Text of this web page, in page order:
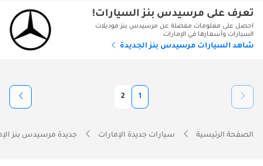
تعرف على مرسيدس بنز السيارات!
احصل على معلومات مفصلة عن مرسيدس بنز موديلات
السيارات وأسعارها في الإمارات
شاهد السيارات مرسيدس بنز الجديدة
1
2
الصفحة الرئيسية سيارات جديدة الإمارات جديدة مرسيدس بنز